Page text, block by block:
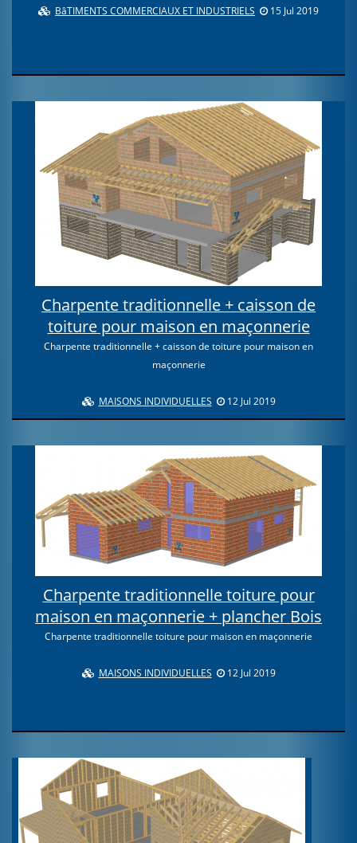
BâTIMENTS COMMERCIAUX ET INDUSTRIELS 15 Jul 2019
Charpente traditionnelle + caisson de
toiture pour maison en maçonnerie
Charpente traditionnelle + caisson de toiture pour maison en
maçonnerie
MAISONS INDIVIDUELLES 12 Jul 2019
Charpente traditionnelle toiture pour
maison en maçonnerie + plancher Bois
Charpente traditionnelle toiture pour maison en maçonnerie
MAISONS INDIVIDUELLES 12 Jul 2019